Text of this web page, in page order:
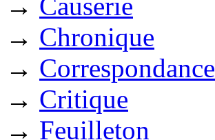
→ Causerie
→ Chronique
→ Correspondance
→ Critique
→ Feuilleton